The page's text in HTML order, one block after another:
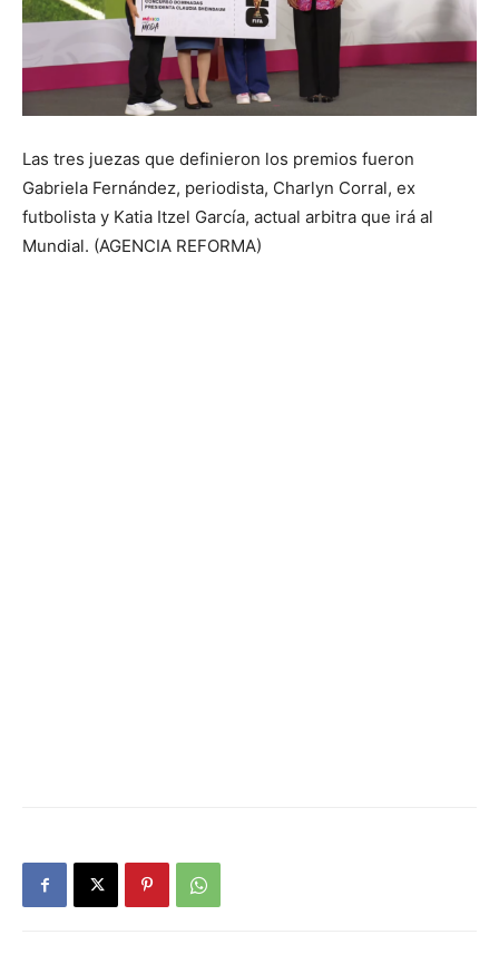
Las tres juezas que definieron los premios fueron
Gabriela Fernández, periodista, Charlyn Corral, ex
futbolista y Katia Itzel García, actual arbitra que irá al
Mundial. (AGENCIA REFORMA)